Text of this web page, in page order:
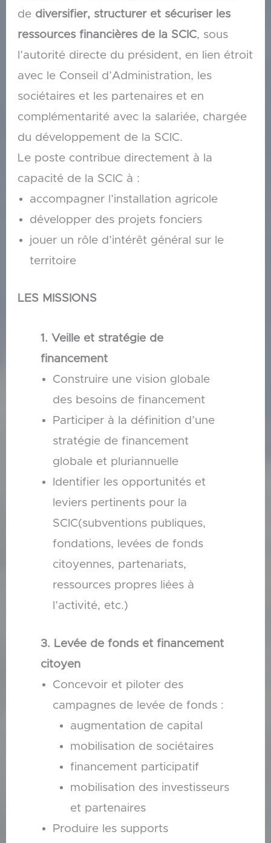
de diversifier, structurer et sécuriser les
ressources financières de la SCIC, sous
l’autorité directe du président, en lien étroit
avec le Conseil d’Administration, les
sociétaires et les partenaires et en
complémentarité avec la salariée, chargée
du développement de la SCIC.
Le poste contribue directement à la
capacité de la SCIC à :
accompagner l’installation agricole
développer des projets fonciers
jouer un rôle d’intérêt général sur le
territoire
LES MISSIONS
1. Veille et stratégie de
financement
Construire une vision globale
des besoins de financement
Participer à la définition d’une
stratégie de financement
globale et pluriannuelle
Identifier les opportunités et
leviers pertinents pour la
SCIC(subventions publiques,
fondations, levées de fonds
citoyennes, partenariats,
ressources propres liées à
l’activité, etc.)
3. Levée de fonds et financement
citoyen
Concevoir et piloter des
campagnes de levée de fonds :
augmentation de capital
mobilisation de sociétaires
financement participatif
mobilisation des investisseurs
et partenaires
Produire les supports